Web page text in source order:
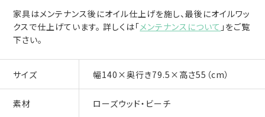
家具はメンテナンス後にオイル仕上げを施し、最後にオイルワッ
クスで仕上げています。 詳しくは「メンテナンスについて 」をご覧
下さい。
サイズ 幅140×奥行き79.5×高さ55（cm）
素材 ローズウッド・ビーチ